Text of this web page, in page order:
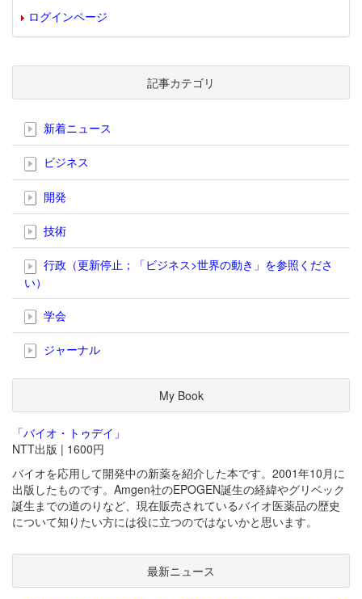
ログインページ
記事カテゴリ
新着ニュース
ビジネス
開発
技術
行政（更新停止；「ビジネス>世界の動き」を参照くださ
い）
学会
ジャーナル
My Book
「バイオ・トゥデイ」
NTT出版 | 1600円
バイオを応用して開発中の新薬を紹介した本です。2001年10月に
出版したものです。Amgen社のEPOGEN誕生の経緯やグリベック
誕生までの道のりなど、現在販売されているバイオ医薬品の歴史
について知りたい方には役に立つのではないかと思います。
最新ニュース